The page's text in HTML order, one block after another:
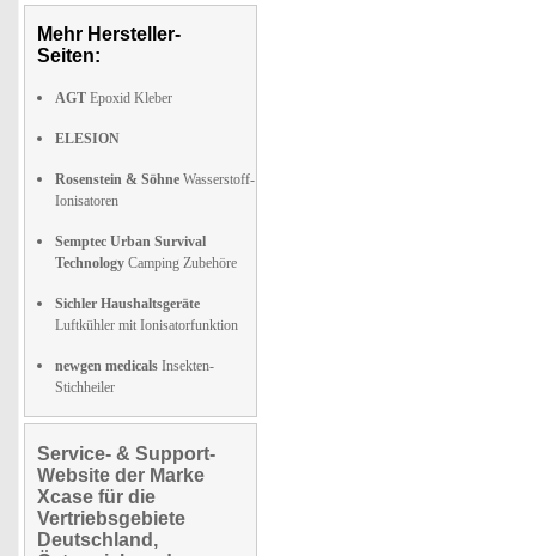
Mehr Hersteller-
Seiten:
AGT Epoxid Kleber
ELESION
Rosenstein & Söhne Wasserstoff-
Ionisatoren
Semptec Urban Survival
Technology Camping Zubehöre
Sichler Haushaltsgeräte
Luftkühler mit Ionisatorfunktion
newgen medicals Insekten-
Stichheiler
Service- & Support-
Website der Marke
Xcase für die
Vertriebsgebiete
Deutschland,